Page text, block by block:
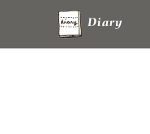
Diary